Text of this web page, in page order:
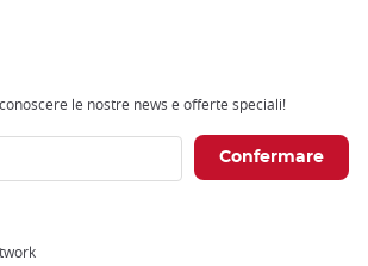
le nostre news e offerte speciali!